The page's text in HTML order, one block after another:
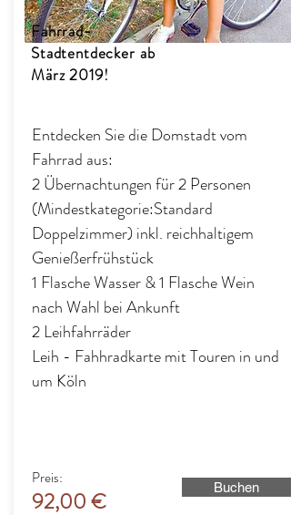
Fahrrad-
Stadtentdecker ab
März 2019!
Entdecken Sie die Domstadt vom
Fahrrad aus:
2 Übernachtungen für 2 Personen
(Mindestkategorie:Standard
Doppelzimmer) inkl. reichhaltigem
Genießerfrühstück
1 Flasche Wasser & 1 Flasche Wein
nach Wahl bei Ankunft
2 Leihfahrräder
Leih - Fahhradkarte mit Touren in und
um Köln
Preis:
92,00 € Buchen